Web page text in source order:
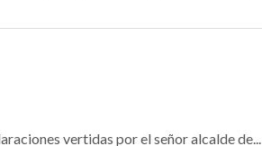
vertidas por el señor alcalde de...